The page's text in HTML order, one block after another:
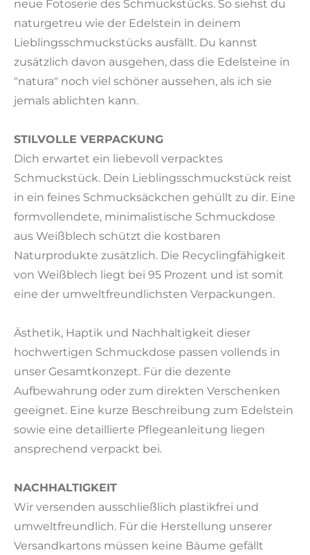
neue Fotoserie des Schmuckstücks. So siehst du
naturgetreu wie der Edelstein in deinem
Lieblingsschmuckstücks ausfällt. Du kannst
zusätzlich davon ausgehen, dass die Edelsteine in
"natura" noch viel schöner aussehen, als ich sie
jemals ablichten kann.
STILVOLLE VERPACKUNG
Dich erwartet ein liebevoll verpacktes
Schmuckstück. Dein Lieblingsschmuckstück reist
in ein feines Schmucksäckchen gehüllt zu dir. Eine
formvollendete, minimalistische Schmuckdose
aus Weißblech schützt die kostbaren
Naturprodukte zusätzlich. Die Recyclingfähigkeit
von Weißblech liegt bei 95 Prozent und ist somit
eine der umweltfreundlichsten Verpackungen.
Ästhetik, Haptik und Nachhaltigkeit dieser
hochwertigen Schmuckdose passen vollends in
unser Gesamtkonzept. Für die dezente
Aufbewahrung oder zum direkten Verschenken
geeignet. Eine kurze Beschreibung zum Edelstein
sowie eine detaillierte Pflegeanleitung liegen
ansprechend verpackt bei.
NACHHALTIGKEIT
Wir versenden ausschließlich plastikfrei und
umweltfreundlich. Für die Herstellung unserer
Versandkartons müssen keine Bäume gefällt